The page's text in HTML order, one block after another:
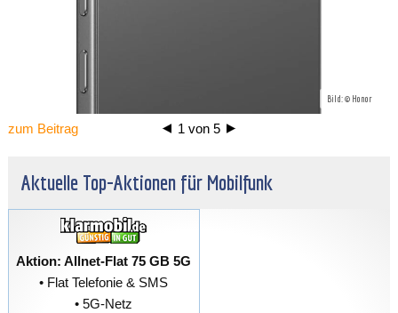
Bild: © Honor
zum Beitrag 1 von5
Aktuelle Top-Aktionen für Mobilfunk
Aktion: Allnet-Flat 75 GB 5G
• Flat Telefonie & SMS
• 5G-Netz